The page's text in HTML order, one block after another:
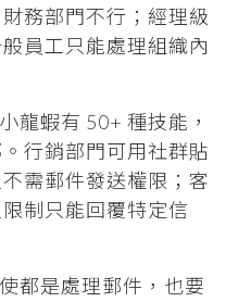
務部門不行；經理級
員工只能處理組織內
小龍蝦有 50+ 種技能，
行銷部門可用社群貼
需郵件發送權限；客
制只能回覆特定信
都是處理郵件，也要